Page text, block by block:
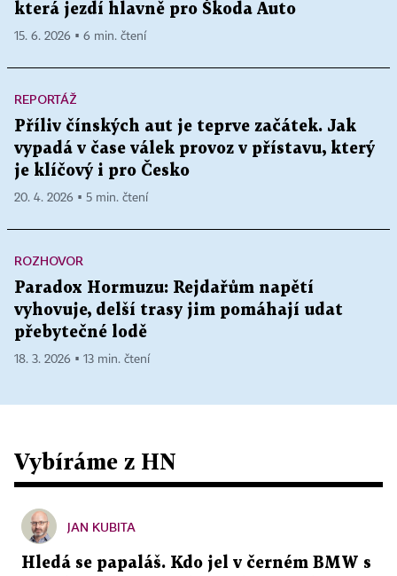
která jezdí hlavně pro Škoda Auto
15. 6. 2026 ▪ 6 min. čtení
REPORTÁŽ
Příliv čínských aut je teprve začátek. Jak
vypadá v čase válek provoz v přístavu, který
je klíčový i pro Česko
20. 4. 2026 ▪ 5 min. čtení
ROZHOVOR
Paradox Hormuzu: Rejdařům napětí
vyhovuje, delší trasy jim pomáhají udat
přebytečné lodě
18. 3. 2026 ▪ 13 min. čtení
Vybíráme z HN
JAN KUBITA
Hledá se papaláš. Kdo jel v černém BMW s